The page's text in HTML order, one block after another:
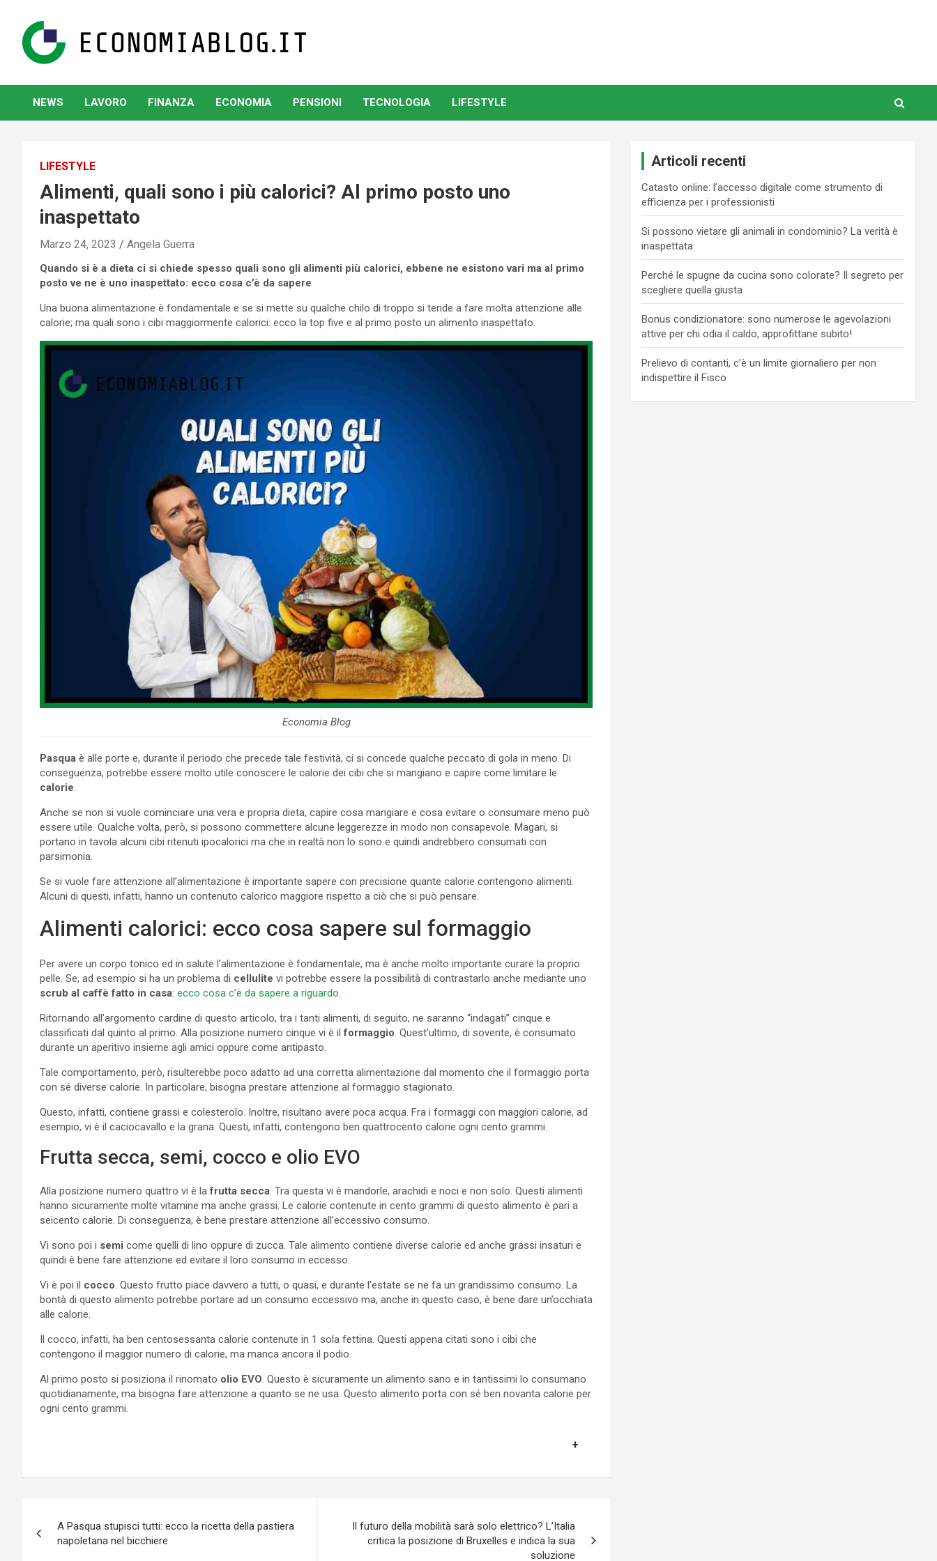
content
www.economiablog.it
NEWS LAVORO FINANZA ECONOMIA PENSIONI TECNOLOGIA LIFESTYLE
LIFESTYLE
Alimenti, quali sono i più calorici? Al primo posto uno
inaspettato
Marzo 24, 2023 Angela Guerra
Quando si è a dieta ci si chiede spesso quali sono gli alimenti più calorici, ebbene ne esistono vari ma al primo
posto ve ne è uno inaspettato: ecco cosa c’è da sapere
Una buona alimentazione è fondamentale e se si mette su qualche chilo di troppo si tende a fare molta attenzione alle
calorie; ma quali sono i cibi maggiormente calorici: ecco la top five e al primo posto un alimento inaspettato.
Economia Blog
Pasqua è alle porte e, durante il periodo che precede tale festività, ci si concede qualche peccato di gola in meno. Di
conseguenza, potrebbe essere molto utile conoscere le calorie dei cibi che si mangiano e capire come limitare le
calorie.
Anche se non si vuole cominciare una vera e propria dieta, capire cosa mangiare e cosa evitare o consumare meno può
essere utile. Qualche volta, però, si possono commettere alcune leggerezze in modo non consapevole. Magari, si
portano in tavola alcuni cibi ritenuti ipocalorici ma che in realtà non lo sono e quindi andrebbero consumati con
parsimonia.
Se si vuole fare attenzione all’alimentazione è importante sapere con precisione quante calorie contengono alimenti.
Alcuni di questi, infatti, hanno un contenuto calorico maggiore rispetto a ciò che si può pensare.
Alimenti calorici: ecco cosa sapere sul formaggio
Per avere un corpo tonico ed in salute l’alimentazione è fondamentale, ma è anche molto importante curare la proprio
pelle. Se, ad esempio si ha un problema di cellulite vi potrebbe essere la possibilità di contrastarlo anche mediante uno
scrub al caffè fatto in casa: ecco cosa c’è da sapere a riguardo.
Ritornando all’argomento cardine di questo articolo, tra i tanti alimenti, di seguito, ne saranno “indagati” cinque e
classificati dal quinto al primo. Alla posizione numero cinque vi è ilformaggio. Quest’ultimo, di sovente, è consumato
durante un aperitivo insieme agli amici oppure come antipasto.
Tale comportamento, però, risulterebbe poco adatto ad una corretta alimentazione dal momento che il formaggio porta
con sé diverse calorie. In particolare, bisogna prestare attenzione al formaggio stagionato.
Questo, infatti, contiene grassi e colesterolo. Inoltre, risultano avere poca acqua. Fra i formaggi con maggiori calorie, ad
esempio, vi è il caciocavallo e la grana. Questi, infatti, contengono ben quattrocento calorie ogni cento grammi.
Frutta secca, semi, cocco e olio EVO
Alla posizione numero quattro vi è lafrutta secca. Tra questa vi è mandorle, arachidi e noci e non solo. Questi alimenti
hanno sicuramente molte vitamine ma anche grassi. Le calorie contenute in cento grammi di questo alimento è pari a
seicento calorie. Di conseguenza, è bene prestare attenzione all’eccessivo consumo.
Vi sono poi i semi come quelli di lino oppure di zucca. Tale alimento contiene diverse calorie ed anche grassi insaturi e
quindi è bene fare attenzione ed evitare il loro consumo in eccesso.
Vi è poi il cocco. Questo frutto piace davvero a tutti, o quasi, e durante l’estate se ne fa un grandissimo consumo. La
bontà di questo alimento potrebbe portare ad un consumo eccessivo ma, anche in questo caso, è bene dare un’occhiata
alle calorie.
Il cocco, infatti, ha ben centosessanta calorie contenute in 1 sola fettina. Questi appena citati sono i cibi che
contengono il maggior numero di calorie, ma manca ancora il podio.
Al primo posto si posiziona il rinomato olio EVO. Questo è sicuramente un alimento sano e in tantissimi lo consumano
quotidianamente, ma bisogna fare attenzione a quanto se ne usa. Questo alimento porta con sé ben novanta calorie per
ogni cento grammi.
articoli
A Pasqua stupisci tutti: ecco la ricetta della pastiera
napoletana nel bicchiere
Il futuro della mobilità sarà solo elettrico? L’Italia
critica la posizione di Bruxelles e indica la sua
soluzione
Articoli recenti
Catasto online: l’accesso digitale come strumento di
efficienza per i professionisti
Si possono vietare gli animali in condominio? La verità è
inaspettata
Perché le spugne da cucina sono colorate? Il segreto per
scegliere quella giusta
Bonus condizionatore: sono numerose le agevolazioni
attive per chi odia il caldo, approfittane subito!
Prelievo di contanti, c’è un limite giornaliero per non
indispettire il Fisco